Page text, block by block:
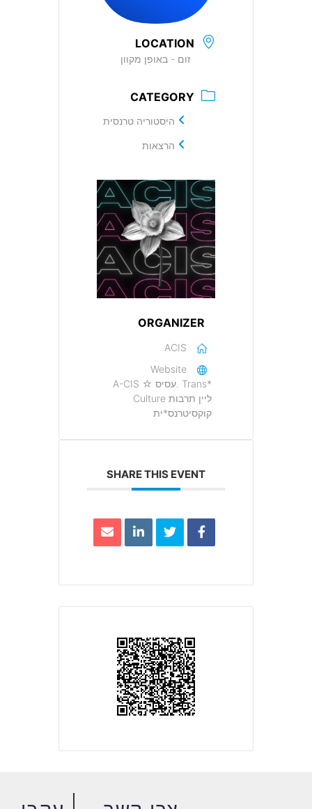
LOCATION
זום - באופן מקוון
CATEGORY
היסטוריה טרנסית
הרצאות
ORGANIZER
ACIS
Website
A-CIS ☆ עסיס. Trans*
Culture ליין תרבות
קוקסיטרנס*ית
SHARE THIS EVENT